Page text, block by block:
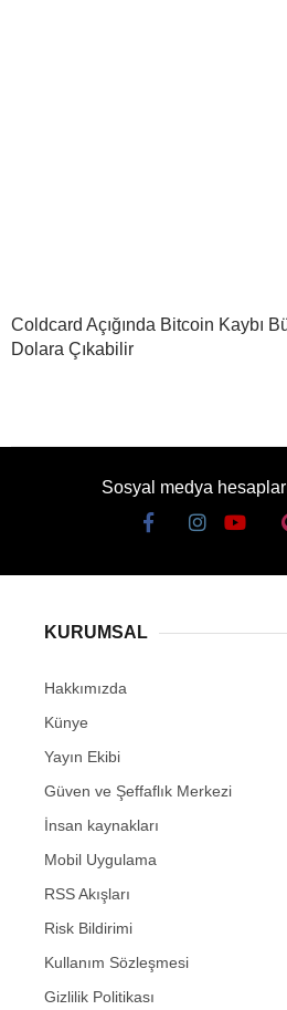
Coldcard Açığında Bitcoin Kaybı
Dolara Çıkabilir
Sosyal medya
KURUMSAL
Hakkımızda
Künye
Yayın Ekibi
Güven ve Şeffaflık Merkezi
İnsan kaynakları
Mobil Uygulama
RSS Akışları
Risk Bildirimi
Kullanım Sözleşmesi
Gizlilik Politikası